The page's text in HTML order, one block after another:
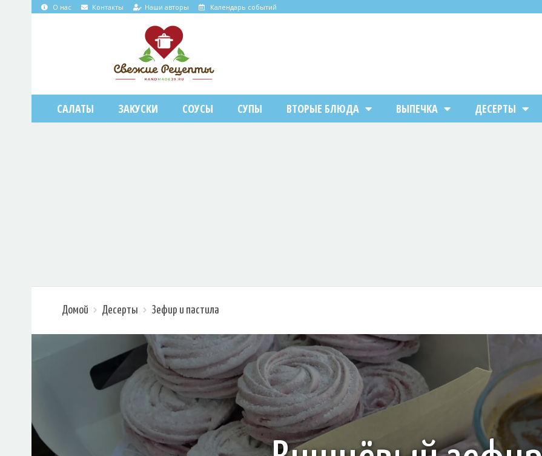
О нас Контакты Наши авторы Календарь событий
САЛАТЫ ЗАКУСКИ СОУСЫ СУПЫ ВТОРЫЕ БЛЮДА ВЫПЕЧКА ДЕСЕРТЫ
Домой Десерты Зефир и пастила